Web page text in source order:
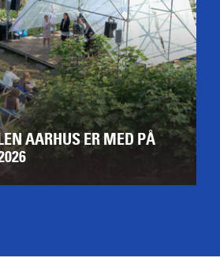
AARHUS ER MED PÅ